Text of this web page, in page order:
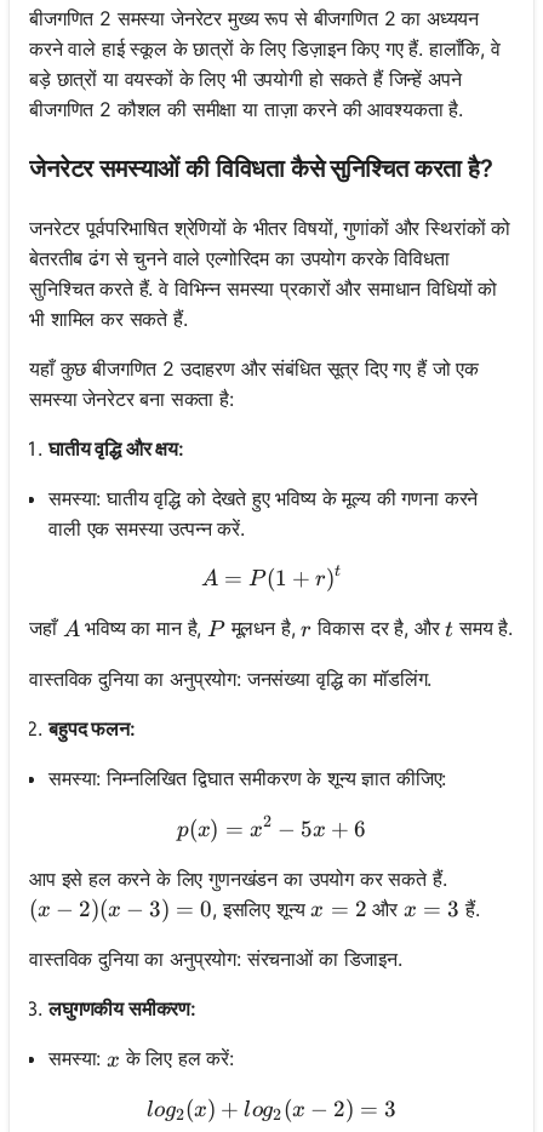
बीजगणित 2 समस्या जेनरेटर मुख्य रूप से बीजगणित 2 का अध्ययन
करने वाले हाई स्कूल के छात्रों के लिए डिज़ाइन किए गए हैं. हालाँकि, वे
बड़े छात्रों या वयस्कों के लिए भी उपयोगी हो सकते हैं जिन्हें अपने
बीजगणित 2 कौशल की समीक्षा या ताज़ा करने की आवश्यकता है.
जेनरेटर समस्याओं की विविधता कैसे सुनिश्चित करता है?
जनरेटर पूर्वपरिभाषित श्रेणियों के भीतर विषयों, गुणांकों और स्थिरांकों को
बेतरतीब ढंग से चुनने वाले एल्गोरिदम का उपयोग करके विविधता
सुनिश्चित करते हैं. वे विभिन्न समस्या प्रकारों और समाधान विधियों को
भी शामिल कर सकते हैं.
यहाँ कुछ बीजगणित 2 उदाहरण और संबंधित सूत्र दिए गए हैं जो एक
समस्या जेनरेटर बना सकता है:
घातीय वृद्धि और क्षय:
समस्या: घातीय वृद्धि को देखते हुए भविष्य के मूल्य की गणना करने
वाली एक समस्या उत्पन्न करें.
A = P (1 + r) ^ t
A = P(1 + r)t
जहाँ A
A भविष्य का मान है, P
Pमूलधन है,r
r विकास दर है, औरt
t समय है.
वास्तविक दुनिया का अनुप्रयोग: जनसंख्या वृद्धि का मॉडलिंग.
बहुपद फलन:
समस्या: निम्नलिखित द्विघात समीकरण के शून्य ज्ञात कीजिए:
p(x) = x^2 - 5x + 6
p(x) = x2 − 5x + 6
आप इसे हल करने के लिए गुणनखंडन का उपयोग कर सकते हैं.
(x-2)(x-3) = 0
(x − 2)(x − 3) = 0, इसलिए शून्यx=2
x = 2 और x=3
x = 3 हैं.
वास्तविक दुनिया का अनुप्रयोग: संरचनाओं का डिजाइन.
लघुगणकीय समीकरण:
समस्या:x
x के लिए हल करें:
log_2(x) + log_2(x-2) = 3
log2(x) + log2(x − 2) = 3